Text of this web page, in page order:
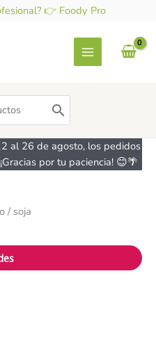
👉 Foody Pro
al 26 de agosto, los pedidos
por tu paciencia! 😊🌴
/ soja